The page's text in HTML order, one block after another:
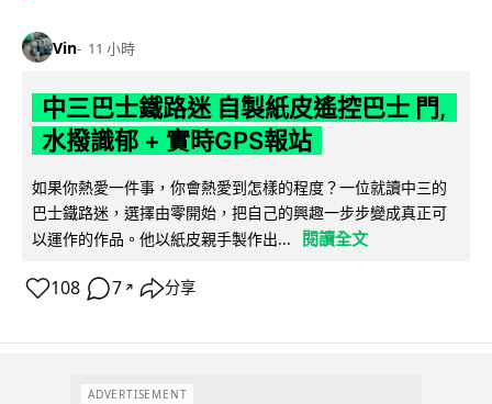
Vin 11 小時
中三巴士鐵路迷 自製紙皮遙控巴士 門,
水撥識郁 + 實時GPS報站
如果你熱愛一件事，你會熱愛到怎樣的程度？一位就讀中三的
巴士鐵路迷，選擇由零開始，把自己的興趣一步步變成真正可
以運作的作品。他以紙皮親手製作出...
閱讀全文
108 7 ↗ 分享
ADVERTISEMENT